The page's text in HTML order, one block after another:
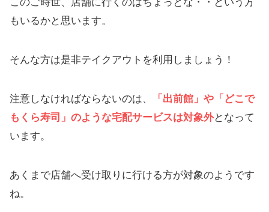
このご時世、店舗に行くのはちょっとな・・という方
もいるかと思います。
そんな方は是非テイクアウトを利用しましょう！
注意しなければならないのは、
「出前館」や「どこで
もくら寿司」のような宅配サービスは対象外となって
います。
あくまで店舗へ受け取りに行ける方が対象のようです
ね。